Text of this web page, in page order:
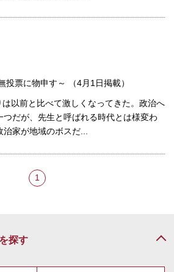
投票に物申す～ （4月1日掲載）
以前と比べて激しくなってきた。政治へ
だが、先生と呼ばれる時代とは様変わ
家が地域のボスだ...
1
探す